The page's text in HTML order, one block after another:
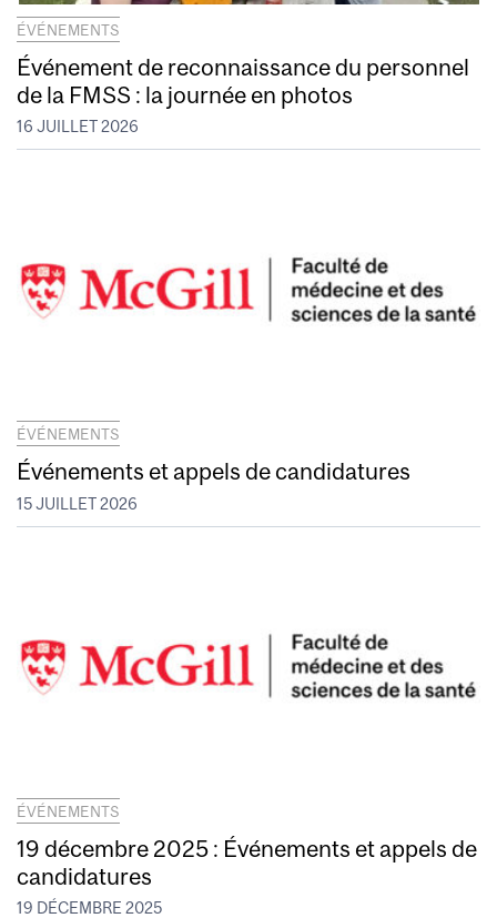
ÉVÉNEMENTS
Événement de reconnaissance du personnel
de la FMSS : la journée en photos
16 JUILLET 2026
ÉVÉNEMENTS
Événements et appels de candidatures
15 JUILLET 2026
ÉVÉNEMENTS
19 décembre 2025 : Événements et appels de
candidatures
19 DÉCEMBRE 2025